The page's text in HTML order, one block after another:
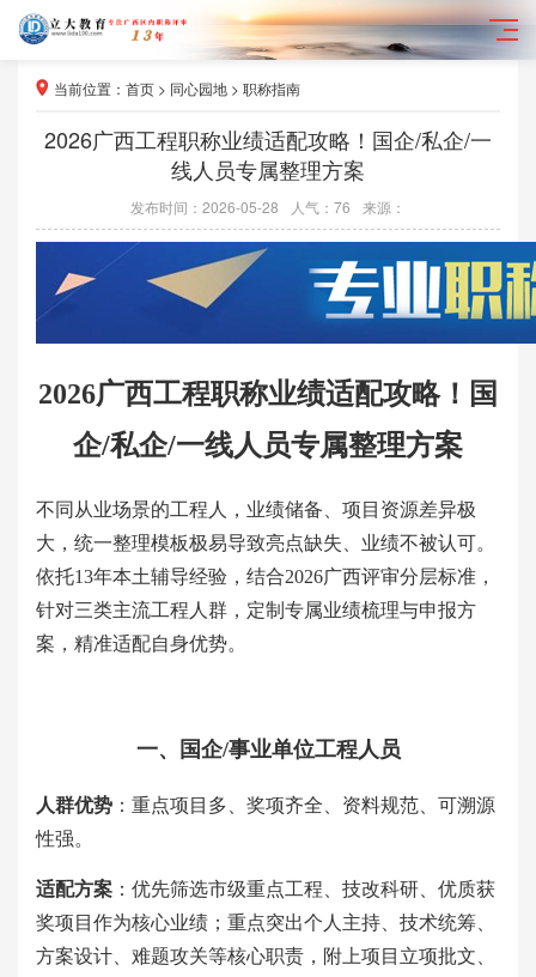
当前位置： 首页 > 同心园地 > 职称指南
2026广西工程职称业绩适配攻略！国企/私企/一
线人员专属整理方案
发布时间：2026-05-28 人气： 76 来源：
2026广西工程职称业绩适配攻略！国
企/私企/一线人员专属整理方案
不同从业场景的工程人，业绩储备、项目资源差异极
大，统一整理模板极易导致亮点缺失、业绩不被认可。
依托13年本土辅导经验，结合2026广西评审分层标准，
针对三类主流工程人群，定制专属业绩梳理与申报方
案，精准适配自身优势。
一、国企/事业单位工程人员
人群优势 ：重点项目多、奖项齐全、资料规范、可溯源
性强。
适配方案 ：优先筛选市级重点工程、技改科研、优质获
奖项目作为核心业绩；重点突出个人主持、技术统筹、
方案设计、难题攻关等核心职责，附上项目立项批文、